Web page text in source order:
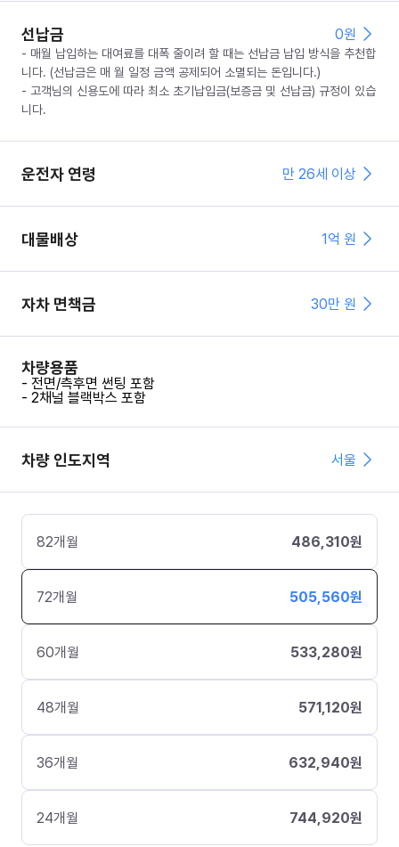
선납금 0원
- 매월 납입하는 대여료를 대폭 줄이려 할 때는 선납금 납입 방식을 추천합
니다. (선납금은 매 월 일정 금액 공제되어 소멸되는 돈입니다.)
- 고객님의 신용도에 따라 최소 초기납입금(보증금 및 선납금) 규정이 있습
니다.
운전자 연령 만 26세 이상
대물배상 1억 원
자차 면책금 30만 원
차량용품
- 전면/측후면 썬팅 포함
- 2채널 블랙박스 포함
차량 인도지역 서울
82개월 486,310원
72개월 505,560원
60개월 533,280원
48개월 571,120원
36개월 632,940원
24개월 744,920원